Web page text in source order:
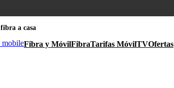
a casa
Fibra y MóvilFibraTarifas MóvilTVOfertas